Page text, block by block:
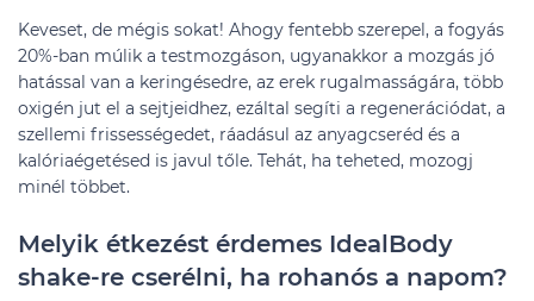
Keveset, de mégis sokat! Ahogy fentebb szerepel, a fogyás
20%-ban múlik a testmozgáson, ugyanakkor a mozgás jó
hatással van a keringésedre, az erek rugalmasságára, több
oxigén jut el a sejtjeidhez, ezáltal segíti a regenerációdat, a
szellemi frissességedet, ráadásul az anyagcseréd és a
kalóriaégetésed is javul tőle. Tehát, ha teheted, mozogj
minél többet.
Melyik étkezést érdemes IdealBody
shake-re cserélni, ha rohanós a napom?